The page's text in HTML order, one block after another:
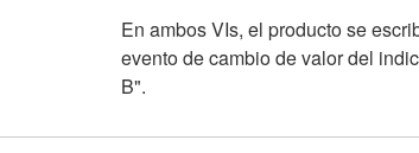
En ambos VIs, el producto se
evento de cambio de valor del
B".